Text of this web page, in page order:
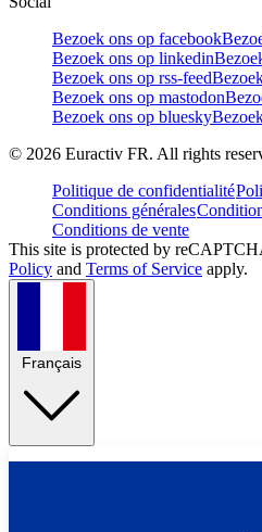
Bezoek ons op facebook
Bezoek ons op linkedin
Bezoek ons op rss-feed
Bezoek ons op mastodon
Bezoek ons op bluesky
© 2026 Euractiv FR. All rights
Politique de confidentialité
Conditions générales
Conditions de vente
This site is protected by
Policy and Terms of Service apply.
Français